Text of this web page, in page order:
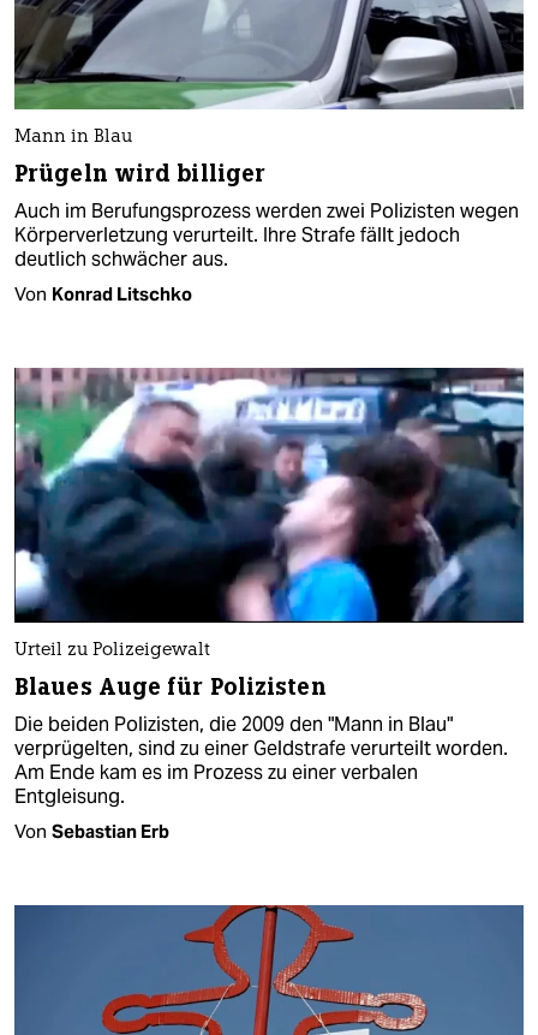
Mann in Blau
Prügeln wird billiger
Auch im Berufungsprozess werden zwei Polizisten wegen
Körperverletzung verurteilt. Ihre Strafe fällt jedoch
deutlich schwächer aus.
Von Konrad Litschko
Urteil zu Polizeigewalt
Blaues Auge für Polizisten
Die beiden Polizisten, die 2009 den "Mann in Blau"
verprügelten, sind zu einer Geldstrafe verurteilt worden.
Am Ende kam es im Prozess zu einer verbalen
Entgleisung.
Von Sebastian Erb